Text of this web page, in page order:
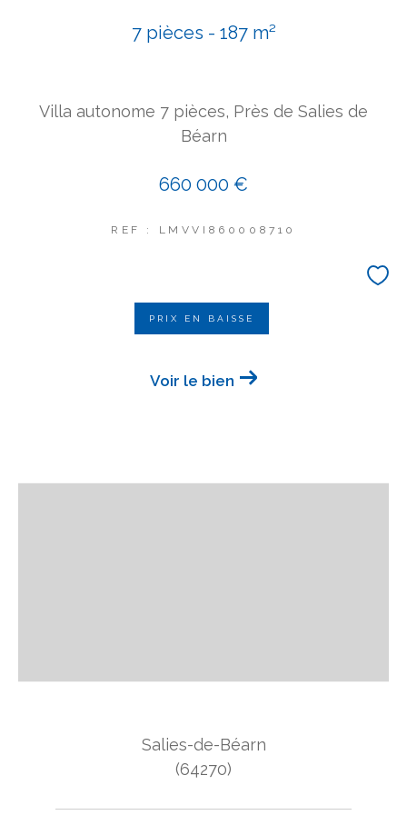
7 pièces - 187 m²
Villa autonome 7 pièces, Près de Salies de
Béarn
660 000 €
REF : LMVVI860008710
PRIX EN BAISSE
Voir le bien
Salies-de-Béarn
(64270)
COUPS DE COEUR
Rechercher